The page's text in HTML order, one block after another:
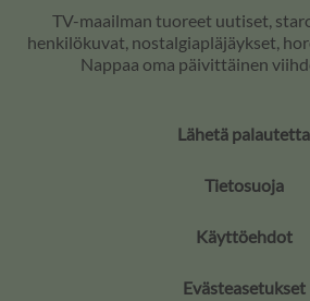
TV-maailman tuoreet uutiset,
henkilökuvat, nostalgiapläjäykset,
Nappaa oma päivittäinen
Lähetä palautetta
Tietosuoja
Käyttöehdot
Evästeasetukset